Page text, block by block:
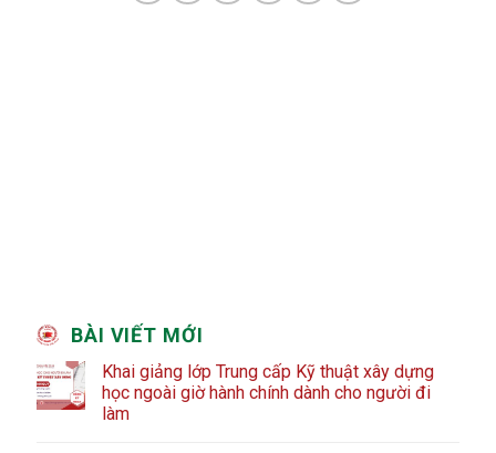
BÀI VIẾT MỚI
Khai giảng lớp Trung cấp Kỹ thuật xây dựng
học ngoài giờ hành chính dành cho người đi
làm